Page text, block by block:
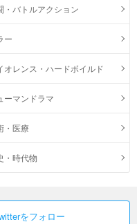
・バトルアクション
ー
オレンス・ハードボイルド
ーマンドラマ
・医療
・時代物
をフォロー